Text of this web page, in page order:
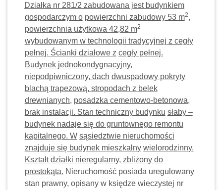
Działka nr 281/2 zabudowana jest budynkiem
gospodarczym o powierzchni zabudowy 53 m2,
powierzchnia użytkowa 42,82 m2
wybudowanym w technologii tradycyjnej z cegły
pełnej. Ścianki działowe z cegły pełnej.
Budynek jednokondygnacyjny,
niepodpiwniczony, dach dwuspadowy pokryty
blachą trapezową, stropodach z belek
drewnianych, posadzka cementowo-betonowa,
brak instalacji. Stan techniczny budynku słaby –
budynek nadaje się do gruntownego remontu
kapitalnego. W sąsiedztwie nieruchomości
znajduje się budynek mieszkalny wielorodzinny.
Kształt działki nieregularny, zbliżony do
prostokąta. Nieruchomość posiada uregulowany
stan prawny, opisany w księdze wieczystej nr